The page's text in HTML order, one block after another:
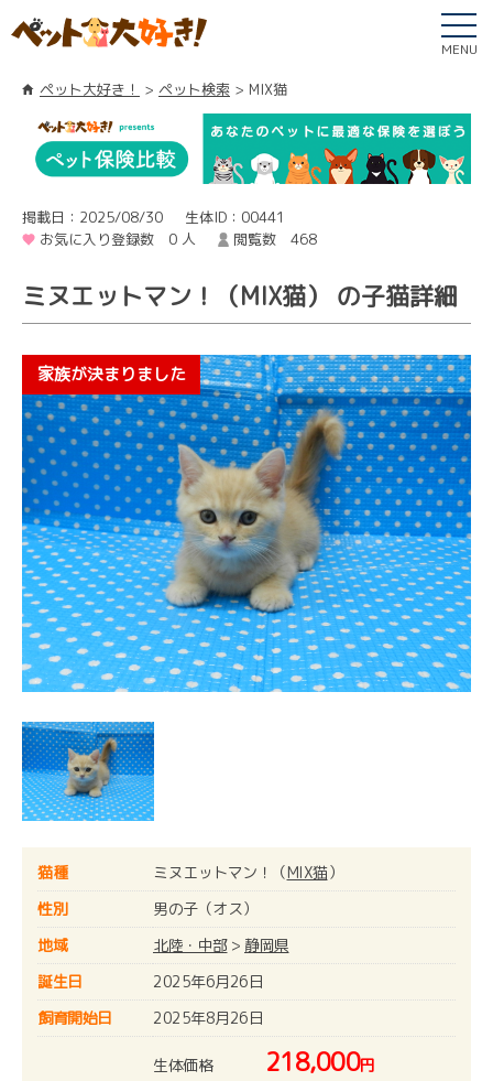
MENU
ペット大好き！ ペット検索 MIX猫
掲載日：2025/08/30
生体ID：00441
お気に入り登録数 0 人
閲覧数 468
ミヌエットマン！（MIX猫） の子猫詳細
猫種 ミヌエットマン！（MIX猫）
性別
男の子（オス）
地域
北陸・中部> 静岡県
誕生日
2025年6月26日
飼育開始日
2025年8月26日
生体価格 218,000円